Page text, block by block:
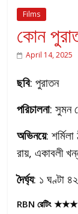
Films
কোন
April 14, 2025
ছবি: পুরাতন
পরিচালনা: সুমন
অভিনয়ে:
রায়, একাবলী
দৈর্ঘ্য: ১ ঘণ্টা
RBN রেটিং